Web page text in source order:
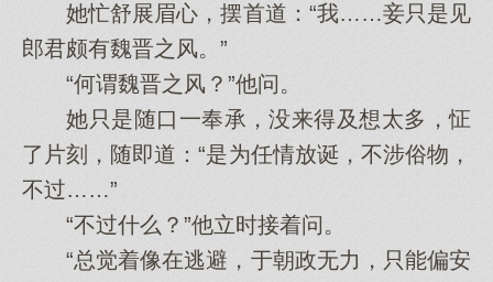
她忙舒展眉心，摆首道：“我……妾只是见
郎君颇有魏晋之风。”
“何谓魏晋之风？”他问。
她只是随口一奉承，没来得及想太多，怔
了片刻，随即道：“是为任情放诞，不涉俗物，
不过……”
“不过什么？”他立时接着问。
“总觉着像在逃避，于朝政无力，只能偏安